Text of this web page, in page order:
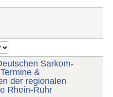
Sarkom-
&
der regionalen
Rhein-Ruhr